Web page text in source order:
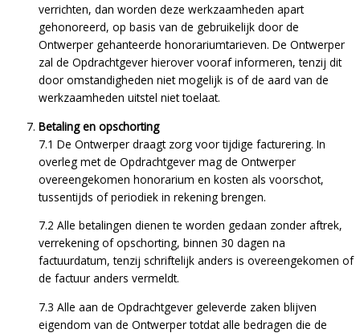
verrichten, dan worden deze werkzaamheden apart
gehonoreerd, op basis van de gebruikelijk door de
Ontwerper gehanteerde honorariumtarieven. De Ontwerper
zal de Opdrachtgever hierover vooraf informeren, tenzij dit
door omstandigheden niet mogelijk is of de aard van de
werkzaamheden uitstel niet toelaat.
Betaling en opschorting
7.1 De Ontwerper draagt zorg voor tijdige facturering. In
overleg met de Opdrachtgever mag de Ontwerper
overeengekomen honorarium en kosten als voorschot,
tussentijds of periodiek in rekening brengen.
7.2 Alle betalingen dienen te worden gedaan zonder aftrek,
verrekening of opschorting, binnen 30 dagen na
factuurdatum, tenzij schriftelijk anders is overeengekomen of
de factuur anders vermeldt.
7.3 Alle aan de Opdrachtgever geleverde zaken blijven
eigendom van de Ontwerper totdat alle bedragen die de